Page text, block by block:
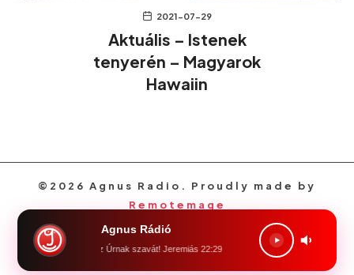
2021-07-29
Aktuális – Istenek
tenyerén – Magyarok
Hawaiin
©2026 Agnus Radio. Proudly made by
Remotemage
Agnus Rádió
föld! halld meg az Úrnak szavát! Jeremiás 22:29